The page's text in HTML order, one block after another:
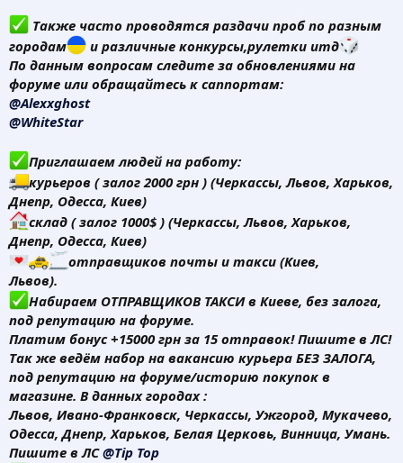
Также часто проводятся раздачи проб по разным
городам
и различные конкурсы,рулетки итд
По данным вопросам следите за обновлениями на
форуме или обращайтесь к саппортам:
@Alexxghost
@WhiteStar
Приглашаем людей на работу:
курьеров ( залог 2000 грн ) (Черкассы, Львов, Харьков,
Днепр, Одесса, Киев)
склад ( залог 1000$ ) (Черкассы, Львов, Харьков,
Днепр, Одесса, Киев)
отправщиков почты и такси (Киев,
Львов).
Набираем ОТПРАВЩИКОВ ТАКСИ в Киеве, без залога,
под репутацию на форуме.
Платим бонус +15000 грн за 15 отправок! Пишите в ЛС!
Так же ведём набор на вакансию курьера БЕЗ ЗАЛОГА,
под репутацию на форуме/историю покупок в
магазине. В данных городах :
Львов, Ивано-Франковск, Черкассы, Ужгород, Мукачево,
Одесса, Днепр, Харьков, Белая Церковь, Винница, Умань.
Пишите в ЛС@Tip Top